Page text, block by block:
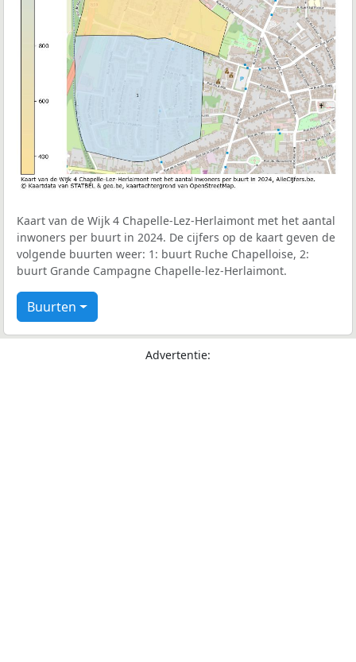
Kaart van de Wijk 4 Chapelle-Lez-Herlaimont met het aantal
inwoners per buurt in 2024. De cijfers op de kaart geven de
volgende buurten weer: 1: buurt Ruche Chapelloise, 2:
buurt Grande Campagne Chapelle-lez-Herlaimont.
Buurten
Advertentie: